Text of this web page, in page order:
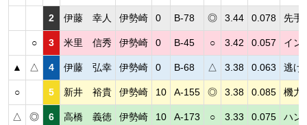
2 伊藤 幸人 伊勢崎 0 B-78 ◎ 3.44 0.078 先手
○ 3 米里 信秀 伊勢崎 0 B-45 ○ 3.42 0.057 イン
▲ △ 4 伊藤 弘幸 伊勢崎 0 B-68 △ 3.38 0.063 逃げ
○ 5 新井 裕貴 伊勢崎 10 A-155 ◎ 3.38 0.085 機力
△ ◎ 6 高橋 義徳 伊勢崎 10 A-173 ○ 3.33 0.075 ハン